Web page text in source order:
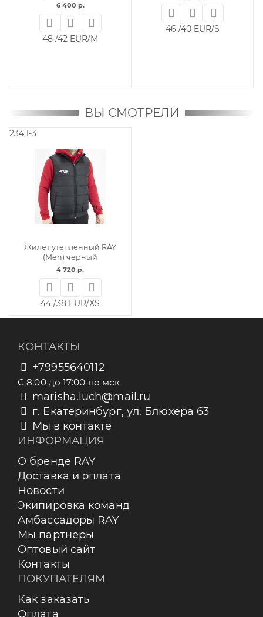
6 400 р.
48 /42 EUR/M
46 /40 EUR/S
ВЫ СМОТРЕЛИ
234.1-3
Жилет утепленный RAY
(Men) черный
4 720 р.
44 /38 EUR/XS
КОНТАКТЫ
+79955640112
С 8:00 до 17:00 по мск
marisha.luch@mail.ru
г. Екатеринбург, ул. Блюхера 63
Мы в контакте
ИНФОРМАЦИЯ
О бренде RAY
Доставка и оплата
Новости
Экипировка команд
Амбассадоры RAY
Мы партнеры
Оптовый сайт
Контакты
ПОКУПАТЕЛЯМ
Как заказать
Оплата